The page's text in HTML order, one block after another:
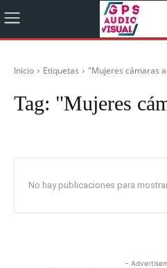
Inicio Etiquetas "Mujeres cámaras
Tag: "Mujeres
No hay publicaciones para
-